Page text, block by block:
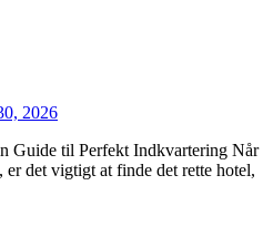
2026
Guide til Perfekt Indkvartering Når
det vigtigt at finde det rette hotel,